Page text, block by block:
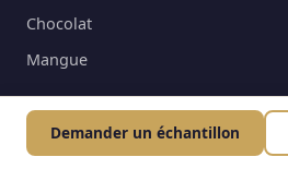
Demander un échantillon
Chocolat
Mangue
L'ENTREPRISE